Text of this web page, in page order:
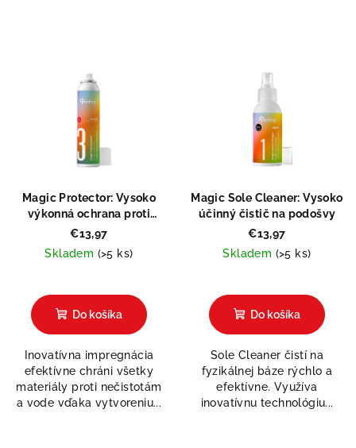
Magic Protector: Vysoko
výkonná ochrana proti
vlhkosti a špine
€13,97
Skladem (>5 ks)
Do košíka
Inovatívna impregnácia
efektívne chráni všetky
materiály proti nečistotám
a vode vďaka vytvoreniu...
Magic Sole Cleaner: Vysoko
účinný čistič na podošvy
€13,97
Skladem (>5 ks)
hodnotenie
produktu
z
5
hviezdičiek.
Do košíka
Sole Cleaner čistí na
fyzikálnej báze rýchlo a
efektívne. Využíva
inovatívnu technológiu...